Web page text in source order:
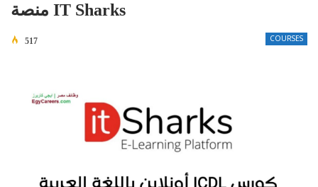
منصة IT Sharks
COURSES
517